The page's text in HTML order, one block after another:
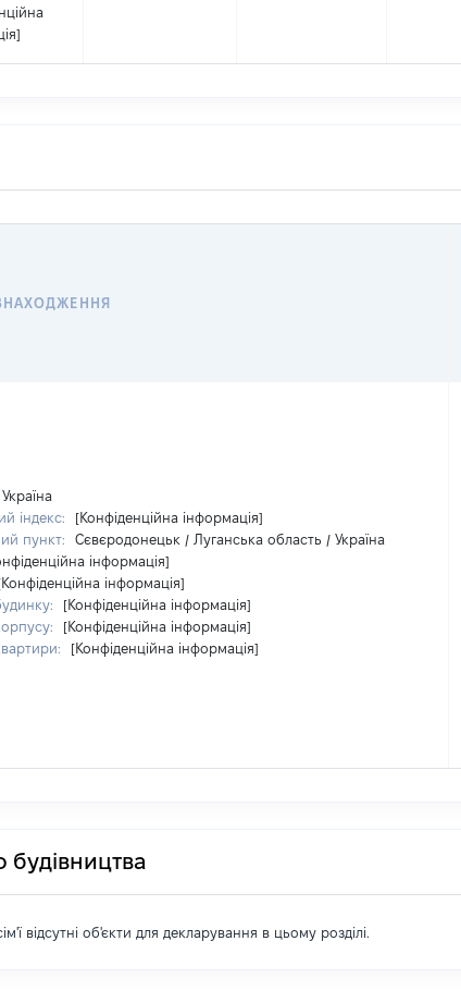
Україна
індекс:
[Конфіденційна інформація]
пункт:
Сєвєродонецьк / Луганська область / Україна
інформація]
інформація]
[Конфіденційна інформація]
[Конфіденційна інформація]
[Конфіденційна інформація]
відсутні об'єкти для декларування в цьому розділі.